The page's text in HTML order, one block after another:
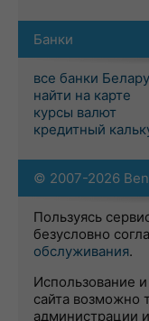
Банки
все банки
найти на карте
курсы валют
кредитный
© 2007-2026
Пользуясь
безусловно
обслуживания.
Использование
сайта возможно
администрации